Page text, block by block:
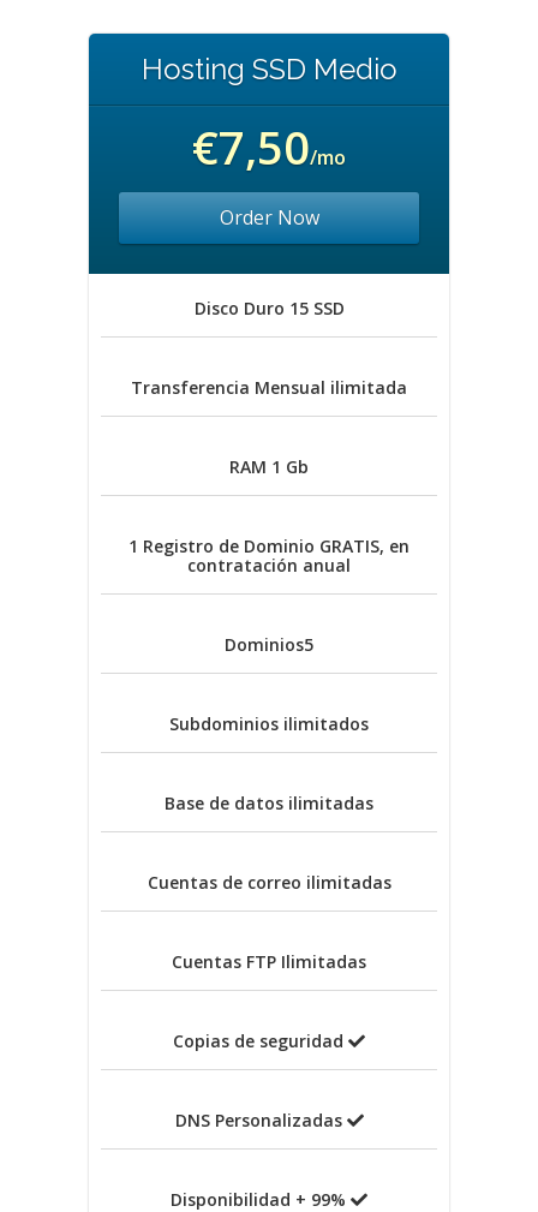
Hosting SSD Medio
€7,50/mo
Order Now
Disco Duro 15 SSD
Transferencia Mensual ilimitada
RAM 1 Gb
1 Registro de Dominio GRATIS, en
contratación anual
Dominios5
Subdominios ilimitados
Base de datos ilimitadas
Cuentas de correo ilimitadas
Cuentas FTP Ilimitadas
Copias de seguridad
DNS Personalizadas
Disponibilidad + 99%